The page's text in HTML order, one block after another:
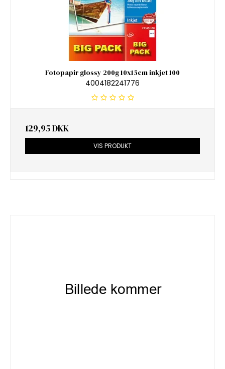
Fotopapir glossy 200g 10x15cm inkjet 100
4004182241776
129,95 DKK
VIS PRODUKT